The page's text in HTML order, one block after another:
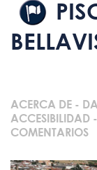
ACERCA DE -
ACCESIBILIDAD -
COMENTARIOS